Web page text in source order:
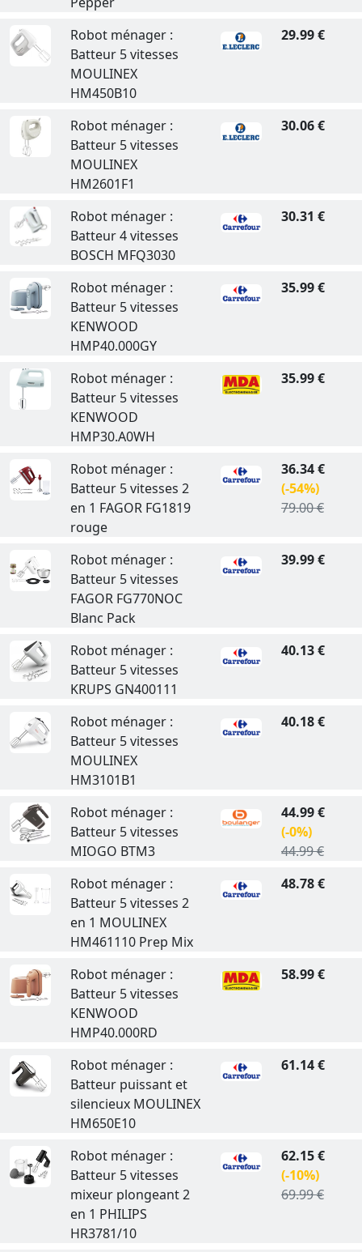
Robot ménager :
Batteur 5 vitesses
MOULINEX
HM450B10
29.99 €
Robot ménager :
Batteur 5 vitesses
MOULINEX
HM2601F1
30.06 €
Robot ménager :
Batteur 4 vitesses
BOSCH MFQ3030
30.31 €
Robot ménager :
Batteur 5 vitesses
KENWOOD
HMP40.000GY
35.99 €
Robot ménager :
Batteur 5 vitesses
KENWOOD
HMP30.A0WH
35.99 €
Robot ménager :
Batteur 5 vitesses 2
en 1 FAGOR FG1819
rouge
36.34 €
(-54%)
79.00 €
Robot ménager :
Batteur 5 vitesses
FAGOR FG770NOC
Blanc Pack
39.99 €
Robot ménager :
Batteur 5 vitesses
KRUPS GN400111
40.13 €
Robot ménager :
Batteur 5 vitesses
MOULINEX
HM3101B1
40.18 €
Robot ménager :
Batteur 5 vitesses
MIOGO BTM3
44.99 €
(-0%)
44.99 €
Robot ménager :
Batteur 5 vitesses 2
en 1 MOULINEX
HM461110 Prep Mix
48.78 €
Robot ménager :
Batteur 5 vitesses
KENWOOD
HMP40.000RD
58.99 €
Robot ménager :
Batteur puissant et
silencieux MOULINEX
HM650E10
61.14 €
Robot ménager :
Batteur 5 vitesses
mixeur plongeant 2
en 1 PHILIPS
HR3781/10
62.15 €
(-10%)
69.99 €